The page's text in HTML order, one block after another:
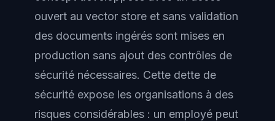
ouvert au vector store et sans validation
des documents ingérés sont mises en
production sans ajout des contrôles de
sécurité nécessaires. Cette dette de
sécurité expose les organisations à des
risques considérables : un employé peut